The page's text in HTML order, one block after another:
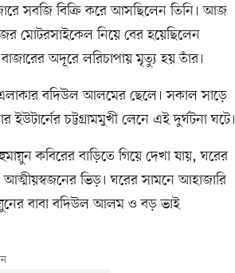
সবজি বিক্রি করে আসছিলেন তিনি। আজ
মোটরসাইকেল নিয়ে বের হয়েছিলেন
অদূরে লরিচাপায় মৃত্যু হয় তাঁর।
বদিউল আলমের ছেলে। সকাল সাড়ে
ইউটার্নের চট্টগ্রামমুখী লেনে এই দুর্ঘটনা ঘটে।
কবিরের বাড়িতে গিয়ে দেখা যায়, ঘরের
ভিড়। ঘরের সামনে আহাজারি
বাবা বদিউল আলম ও বড় ভাই